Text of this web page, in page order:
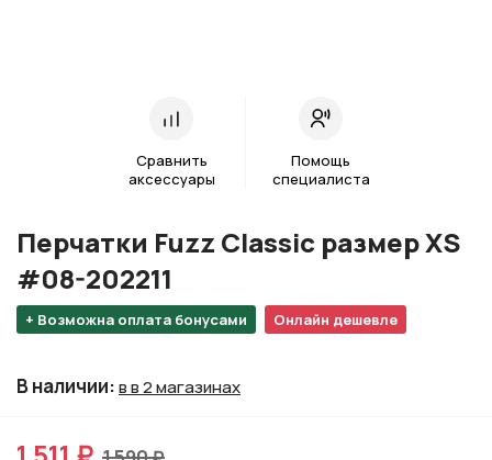
Сравнить
аксессуары
Помощь
специалиста
+ Возможна оплата бонусами Онлайн дешевле
Перчатки Fuzz Classic размер XS
#08-202211
В наличии:в в 2 магазинах